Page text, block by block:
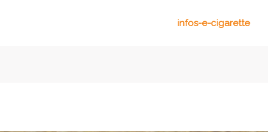
infos-e-cigarette